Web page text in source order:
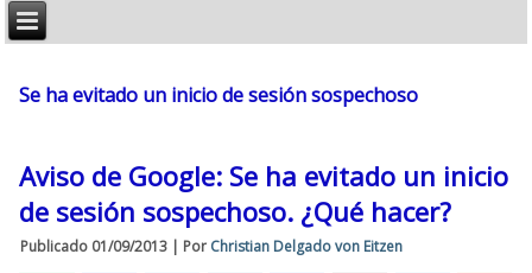
Se ha evitado un inicio de sesión sospechoso
Aviso de Google: Se ha evitado un inicio
de sesión sospechoso. ¿Qué hacer?
Publicado 01/09/2013 | Por Christian Delgado von Eitzen